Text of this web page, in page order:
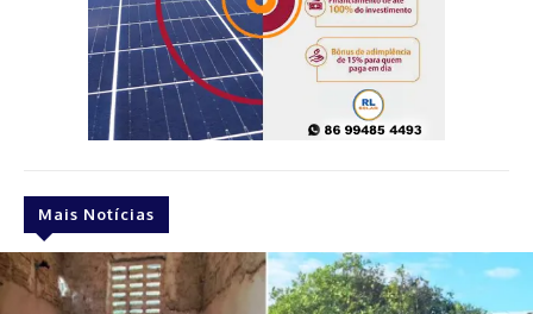
Mais Notícias